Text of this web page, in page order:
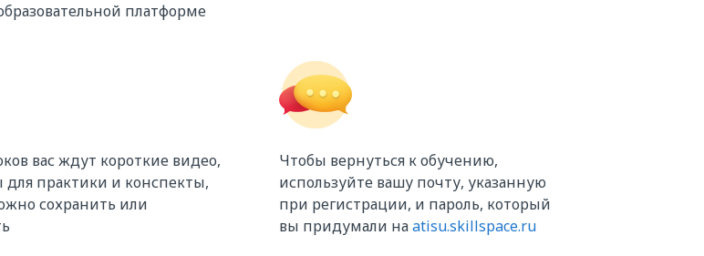
платформе
вас ждут короткие видео,
практики и конспекты,
сохранить или
Чтобы вернуться к обучению,
используйте вашу почту, указанную
при регистрации, и пароль, который
вы придумали наatisu.skillspace.ru